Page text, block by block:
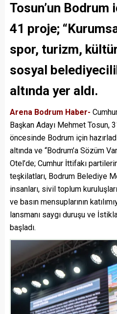
Tosun’un Bodrum
41 proje;
spor, turizm,
sosyal
altında yer aldı.
Arena Bodrum Haber-
Başkan Adayı Mehmet Tosun,
öncesinde Bodrum için
altında ve “Bodrum’a Sözüm
Otel’de; Cumhur İttifakı
teşkilatları, Bodrum Belediye
insanları, sivil toplum
ve basın mensuplarının
lansmanı saygı duruşu ve
başladı.